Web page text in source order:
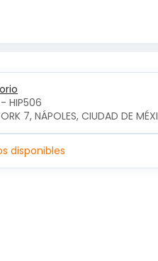
HIP506
7, NÁPOLES, CIUDAD DE
disponibles